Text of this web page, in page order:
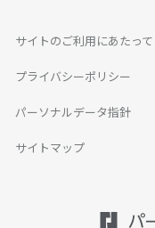
サイトのご利用にあたって
プライバシーポリシー
パーソナルデータ指針
サイトマップ